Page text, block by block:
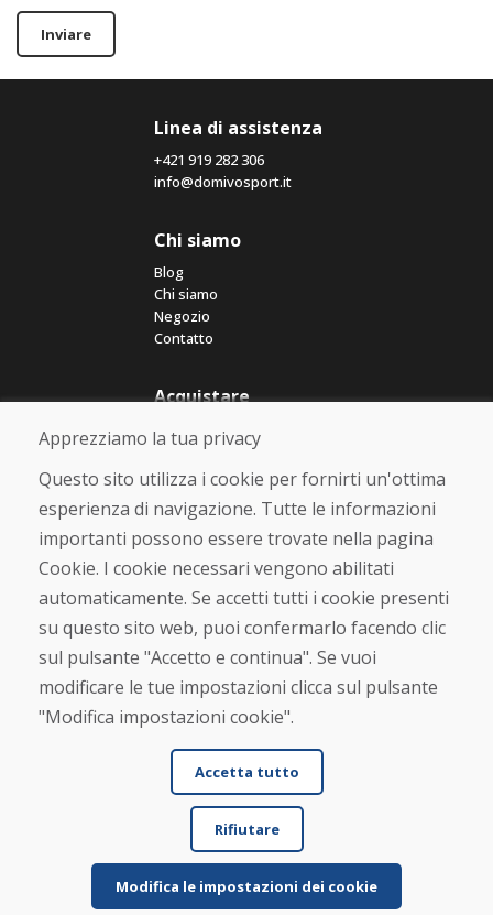
Inviare
Linea di assistenza
+421 919 282 306
info@domivosport.it
Chi siamo
Blog
Chi siamo
Negozio
Contatto
Acquistare
Negozio online
Termini e condizioni commerciali
Spedizione e pagamento
Reso e cambio merce
Protezione dei dati personali
Cookies
Verificato dai clienti
★★★★★
© DOMIVOSPORT 2026, tutti i diritti riservati
Apprezziamo la tua privacy
Questo sito utilizza i cookie per fornirti un'ottima
esperienza di navigazione. Tutte le informazioni
importanti possono essere trovate nella pagina
Cookie. I cookie necessari vengono abilitati
automaticamente. Se accetti tutti i cookie presenti
su questo sito web, puoi confermarlo facendo clic
sul pulsante "Accetto e continua". Se vuoi
modificare le tue impostazioni clicca sul pulsante
"Modifica impostazioni cookie".
Accetta tutto
Rifiutare
Modifica le impostazioni dei cookie